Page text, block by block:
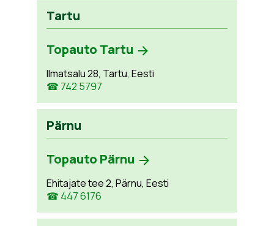
Tartu
Topauto Tartu
Ilmatsalu 28, Tartu, Eesti
☎ 742 5797
Pärnu
Topauto Pärnu
Ehitajate tee 2, Pärnu, Eesti
☎ 447 6176